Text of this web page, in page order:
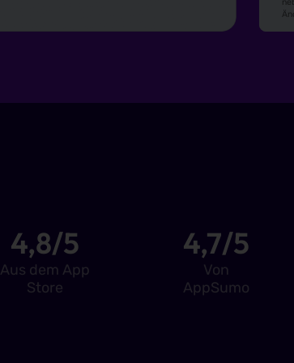
4,8/5
Aus dem App
Store
4,7/5
Von
AppSumo